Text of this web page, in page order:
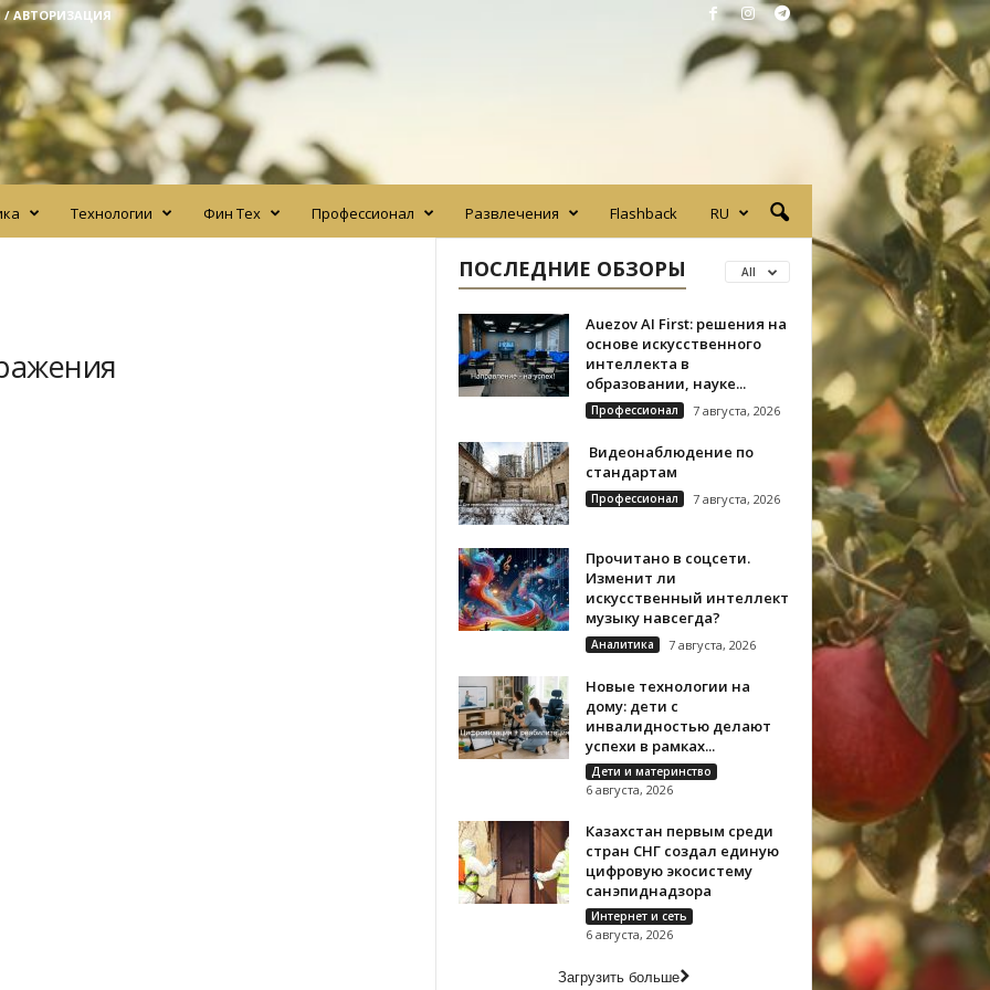
/ АВТОРИЗАЦИЯ
Технологии Фин Тех Профессионал Развлечения Flashback RU
ПОСЛЕДНИЕ ОБЗОРЫ All
Auezov AI First: решения на
основе искусственного
интеллекта в
образовании, науке...
Профессионал 7 августа, 2026
Видеонаблюдение по
стандартам
Профессионал 7 августа, 2026
Прочитано в соцсети.
Изменит ли
искусственный интеллект
музыку навсегда?
Аналитика 7 августа, 2026
Новые технологии на
дому: дети с
инвалидностью делают
успехи в рамках...
Дети и материнство
6 августа, 2026
Казахстан первым среди
стран СНГ создал единую
цифровую экосистему
санэпиднадзора
Интернет и сеть
6 августа, 2026
Загрузить больше